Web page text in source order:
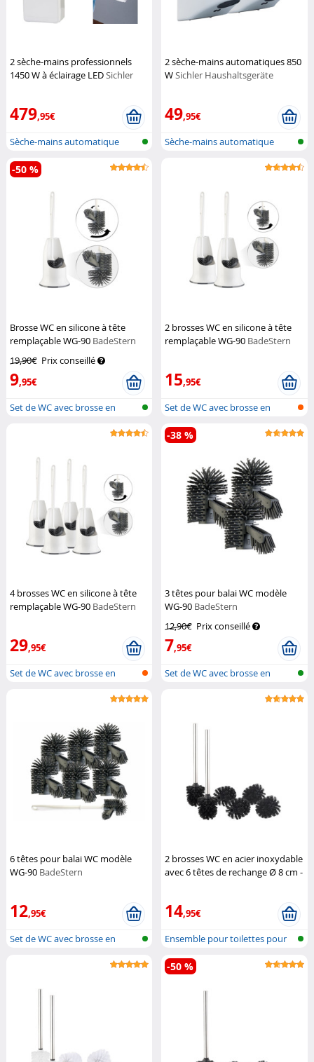
2 sèche-mains professionnels
1450 W à éclairage LEDSichler
479,95€
Sèche-mains automatique
2 sèche-mains automatiques 850
WSichler Haushaltsgeräte
49,95€
Sèche-mains automatique
Brosse WC en silicone à tête
remplaçable WG-90 BadeStern
19,90€ Prix conseillé
9,95€
-50 %
Set de WC avec brosse en
2 brosses WC en silicone à tête
remplaçable WG-90 BadeStern
15,95€
Set de WC avec brosse en
silicone e...
4 brosses WC en silicone à tête
remplaçable WG-90 BadeStern
29,95€
Set de WC avec brosse en
3 têtes pour balai WC modèle
WG-90 BadeStern
12,90€ Prix conseillé
7,95€
-38 %
Set de WC avec brosse en
6 têtes pour balai WC modèle
WG-90 BadeStern
12,95€
Set de WC avec brosse en
2 brosses WC en acier inoxydable
avec 6 têtes de rechange Ø 8 cm -
14,95€
Ensemble pour toilettes pour
instal...
-50 %